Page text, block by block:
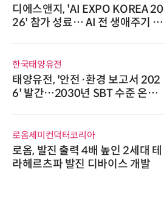
디에스앤지, 'AI EXPO KOREA 20
26' 참가 성료… AI 전 생애주기 아
한국태양유전
태양유전, '안전·환경 보고서 202
6' 발간…2030년 SBT 수준 온실
로옴세미컨덕터코리아
로옴, 발진 출력 4배 높인 2세대 테
라헤르츠파 발진 디바이스 개발